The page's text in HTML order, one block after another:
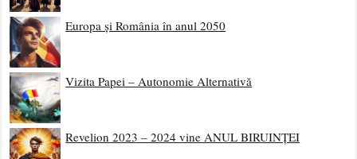
Europa și România în anul 2050
Vizita Papei – Autonomie Alternativă
Revelion 2023 – 2024 vine ANUL BIRUINȚEI